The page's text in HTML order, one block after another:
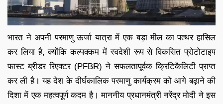
भारत ने अपनी परमाणु ऊर्जा यात्रा में एक बड़ा मील का पत्थर हासिल
कर लिया है, क्योंकि कल्पक्कम में स्वदेशी रूप से विकसित प्रोटोटाइप
फास्ट ब्रीडर रिएक्टर (PFBR) ने सफलतापूर्वक क्रिटिकैलिटी प्राप्त
कर ली है। यह देश के दीर्घकालिक परमाणु कार्यक्रम को आगे बढ़ाने की
दिशा में एक महत्वपूर्ण कदम है। माननीय प्रधानमंत्री नरेंद्र मोदी ने इस